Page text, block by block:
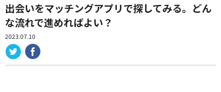
セットリング
商品カテゴリ
ショップ
AFFLUXについて
出会いをマッチングアプリで探してみる。どん
な流れで進めればよい？
2023.07.10